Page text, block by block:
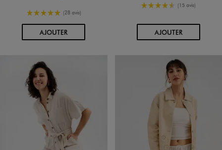
5/5 de moyenne
(28 avis)
AJOUTERAU PANIER
4.5/5 de moyenne
(15 avis)
AJOUTERAU PANIER